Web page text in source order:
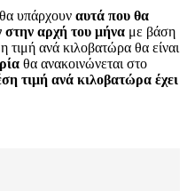
υπάρχουν αυτά που θα
στην αρχή του μήνα με βάση
τιμή ανά κιλοβατώρα θα είναι
θα ανακοινώνεται στο
τιμή ανά κιλοβατώρα έχει